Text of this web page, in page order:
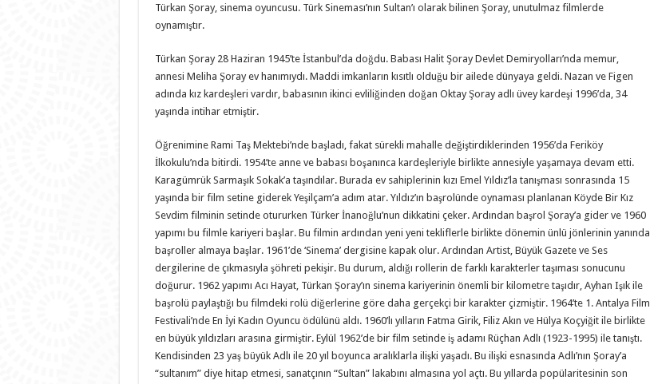
Türkan Şoray, sinema oyuncusu. Türk Sineması’nın Sultan’ı olarak bilinen Şoray, unutulmaz filmlerde
oynamıştır.
Türkan Şoray 28 Haziran 1945’te İstanbul’da doğdu. Babası Halit Şoray Devlet Demiryolları’nda memur,
annesi Meliha Şoray ev hanımıydı. Maddi imkanların kısıtlı olduğu bir ailede dünyaya geldi. Nazan ve Figen
adında kız kardeşleri vardır, babasının ikinci evliliğinden doğan Oktay Şoray adlı üvey kardeşi 1996’da, 34
yaşında intihar etmiştir.
Öğrenimine Rami Taş Mektebi’nde başladı, fakat sürekli mahalle değiştirdiklerinden 1956’da Feriköy
İlkokulu’nda bitirdi. 1954’te anne ve babası boşanınca kardeşleriyle birlikte annesiyle yaşamaya devam etti.
Karagümrük Sarmaşık Sokak’a taşındılar. Burada ev sahiplerinin kızı Emel Yıldız’la tanışması sonrasında 15
yaşında bir film setine giderek Yeşilçam’a adım atar. Yıldız’ın başrolünde oynaması planlanan Köyde Bir Kız
Sevdim filminin setinde otururken Türker İnanoğlu’nun dikkatini çeker. Ardından başrol Şoray’a gider ve 1960
yapımı bu filmle kariyeri başlar. Bu filmin ardından yeni yeni tekliflerle birlikte dönemin ünlü jönlerinin yanında
başroller almaya başlar. 1961’de ‘Sinema’ dergisine kapak olur. Ardından Artist, Büyük Gazete ve Ses
dergilerine de çıkmasıyla şöhreti pekişir. Bu durum, aldığı rollerin de farklı karakterler taşıması sonucunu
doğurur. 1962 yapımı Acı Hayat, Türkan Şoray’ın sinema kariyerinin önemli bir kilometre taşıdır, Ayhan Işık ile
başrolü paylaştığı bu filmdeki rolü diğerlerine göre daha gerçekçi bir karakter çizmiştir. 1964’te 1. Antalya Film
Festivali’nde En İyi Kadın Oyuncu ödülünü aldı. 1960’lı yılların Fatma Girik, Filiz Akın ve Hülya Koçyiğit ile birlikte
en büyük yıldızları arasına girmiştir. Eylül 1962’de bir film setinde iş adamı Rüçhan Adlı (1923-1995) ile tanıştı.
Kendisinden 23 yaş büyük Adlı ile 20 yıl boyunca aralıklarla ilişki yaşadı. Bu ilişki esnasında Adlı’nın Şoray’a
“sultanım” diye hitap etmesi, sanatçının “Sultan” lakabını almasına yol açtı. Bu yıllarda popülaritesinin son